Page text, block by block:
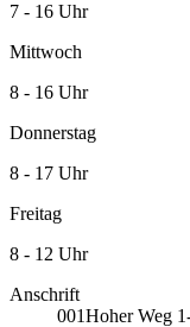
7 - 16 Uhr
Mittwoch
8 - 16 Uhr
Donnerstag
8 - 17 Uhr
Freitag
8 - 12 Uhr
Anschrift
001Hoher Weg